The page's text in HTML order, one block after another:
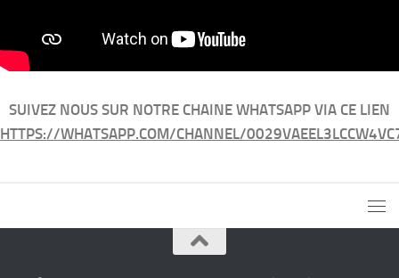
SUIVEZ NOUS SUR NOTRE CHAINE WHATSAPP VIA CE LIEN
HTTPS://WHATSAPP.COM/CHANNEL/